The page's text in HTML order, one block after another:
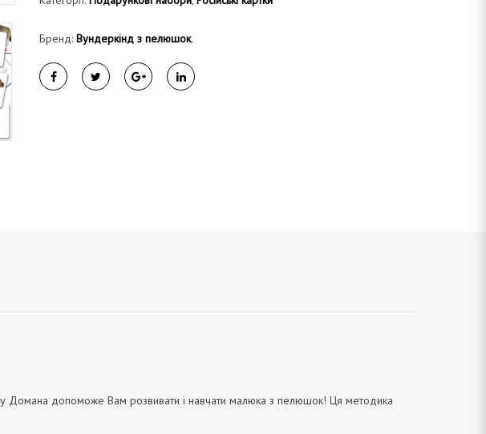
Бренд: Вундеркінд з пелюшок.
Домана допоможе Вам розвивати і навчати малюка з пелюшок! Ця методика